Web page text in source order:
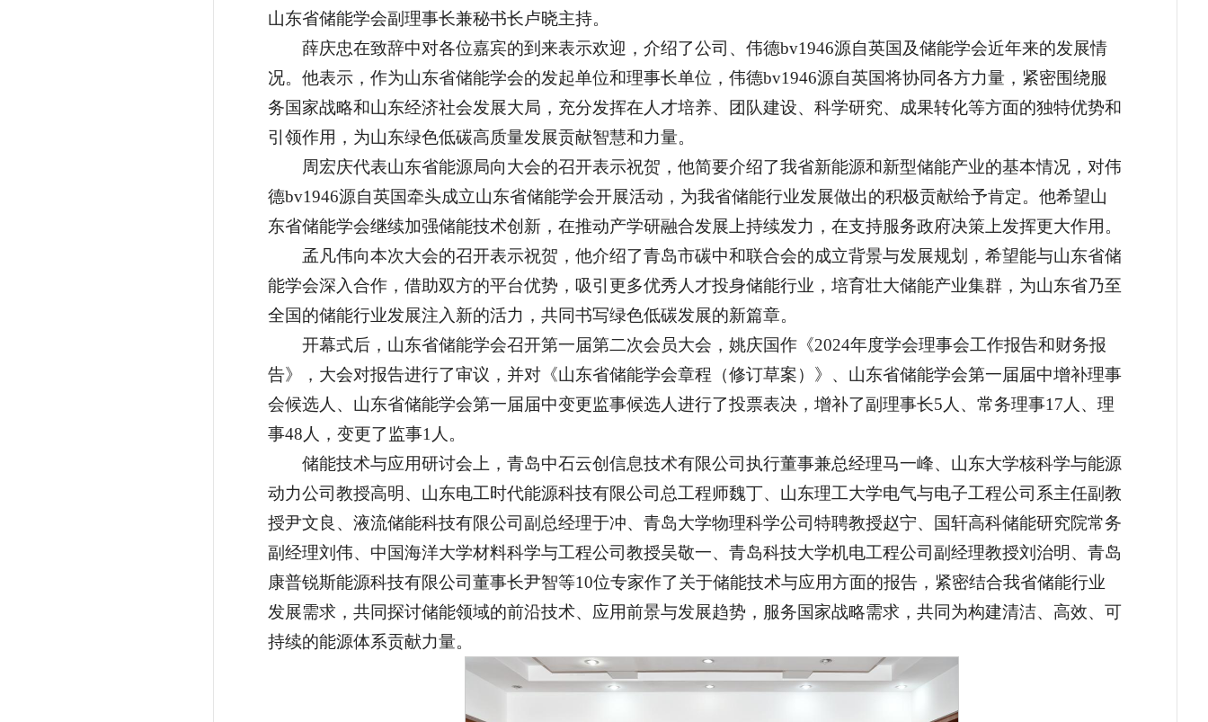
山东省储能学会副理事长兼秘书长卢晓主持。
薛庆忠在致辞中对各位嘉宾的到来表示欢迎，介绍了公司、伟德bv1946源自英国及储能学会近年来的发展情
况。他表示，作为山东省储能学会的发起单位和理事长单位，伟德bv1946源自英国将协同各方力量，紧密围绕服
务国家战略和山东经济社会发展大局，充分发挥在人才培养、团队建设、科学研究、成果转化等方面的独特优势和
引领作用，为山东绿色低碳高质量发展贡献智慧和力量。
周宏庆代表山东省能源局向大会的召开表示祝贺，他简要介绍了我省新能源和新型储能产业的基本情况，对伟
德bv1946源自英国牵头成立山东省储能学会开展活动，为我省储能行业发展做出的积极贡献给予肯定。他希望山
东省储能学会继续加强储能技术创新，在推动产学研融合发展上持续发力，在支持服务政府决策上发挥更大作用。
孟凡伟向本次大会的召开表示祝贺，他介绍了青岛市碳中和联合会的成立背景与发展规划，希望能与山东省储
能学会深入合作，借助双方的平台优势，吸引更多优秀人才投身储能行业，培育壮大储能产业集群，为山东省乃至
全国的储能行业发展注入新的活力，共同书写绿色低碳发展的新篇章。
开幕式后，山东省储能学会召开第一届第二次会员大会，姚庆国作《2024年度学会理事会工作报告和财务报
告》，大会对报告进行了审议，并对《山东省储能学会章程（修订草案）》、山东省储能学会第一届届中增补理事
会候选人、山东省储能学会第一届届中变更监事候选人进行了投票表决，增补了副理事长5人、常务理事17人、理
事48人，变更了监事1人。
储能技术与应用研讨会上，青岛中石云创信息技术有限公司执行董事兼总经理马一峰、山东大学核科学与能源
动力公司教授高明、山东电工时代能源科技有限公司总工程师魏丁、山东理工大学电气与电子工程公司系主任副教
授尹文良、液流储能科技有限公司副总经理于冲、青岛大学物理科学公司特聘教授赵宁、国轩高科储能研究院常务
副经理刘伟、中国海洋大学材料科学与工程公司教授吴敬一、青岛科技大学机电工程公司副经理教授刘治明、青岛
康普锐斯能源科技有限公司董事长尹智等10位专家作了关于储能技术与应用方面的报告，紧密结合我省储能行业
发展需求，共同探讨储能领域的前沿技术、应用前景与发展趋势，服务国家战略需求，共同为构建清洁、高效、可
持续的能源体系贡献力量。